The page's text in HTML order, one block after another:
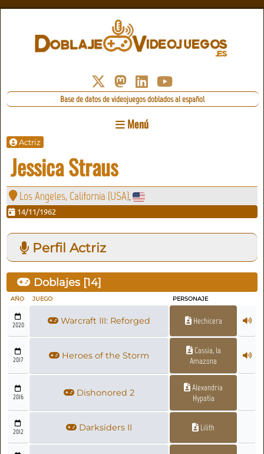
Base de datos de videojuegos doblados al español
Menú
Actriz
Jessica Straus
Los Angeles, California (USA),
14/11/1962
Perfil Actriz
Doblajes [14]
AÑO JUEGO PERSONAJE
2020 Warcraft III: Reforged Hechicera
2017 Heroes of the Storm
Cassia, la
Amazona
2016 Dishonored 2
Alexandria
Hypatia
2012 Darksiders II Lilith